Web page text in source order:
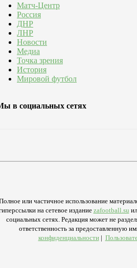
Матч-Центр
Россия
ДНР
ЛНР
Новости
Медиа
Точка зрения
История
Мировой футбол
в социальных сетях
или частичное использование
на сетевое издание zafootball.su
социальных сетях. Редакция может не
ответственность за предоставленную
конфиденциальности|